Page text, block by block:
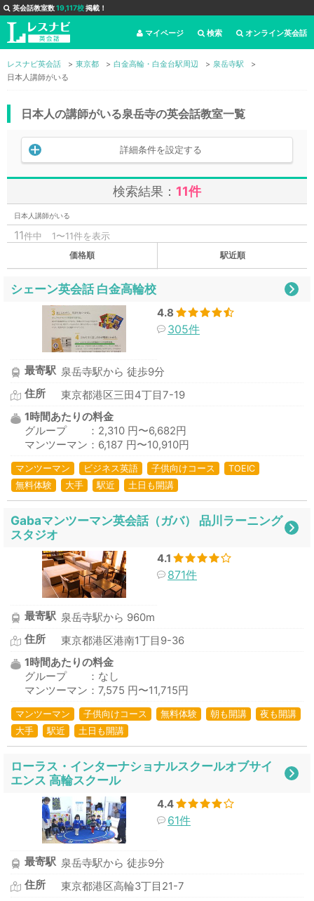
英会話教室数19,117校掲載！
オンライン英会話
検索
マイページ
レスナビ英会話 東京都 白金高輪・白金台駅周辺
泉岳寺駅
日本人講師がいる
日本人の講師がいる泉岳寺の英会話教室一覧
詳細条件を設定する
検索結果： 11件
日本人講師がいる
11件中 1〜11件を表示
価格順 駅近順
シェーン英会話 白金高輪校
4.8
305件
最寄駅 泉岳寺駅から 徒歩9分
住所
東京都港区三田4丁目7-19
1時間あたりの料金
グループ ：2,310 円〜6,682円
マンツーマン：6,187 円〜10,910円
マンツーマン ビジネス英語 子供向けコース
TOEIC
無料体験
大手 駅近 土日も開講
Gabaマンツーマン英会話（ガバ） 品川ラーニング
スタジオ
4.1
871件
最寄駅 泉岳寺駅から 960m
住所
東京都港区港南1丁目9-36
1時間あたりの料金
グループ ：なし
マンツーマン：7,575 円〜11,715円
マンツーマン 子供向けコース 無料体験 朝も開講
夜も開講
大手
駅近 土日も開講
ローラス・インターナショナルスクールオブサイ
エンス 高輪スクール
4.4
61件
最寄駅 泉岳寺駅から 徒歩9分
住所
東京都港区高輪3丁目21-7